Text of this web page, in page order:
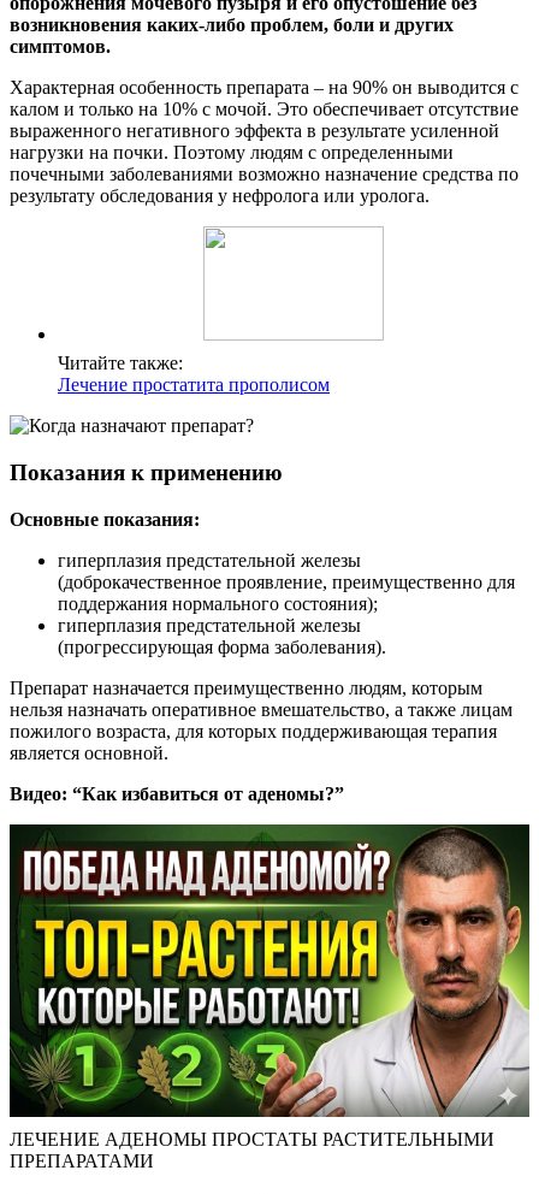
возникновения каких-либо проблем, боли и других
симптомов.
Характерная особенность препарата – на 90% он выводится с
калом и только на 10% с мочой. Это обеспечивает отсутствие
выраженного негативного эффекта в результате усиленной
нагрузки на почки. Поэтому людям с определенными
почечными заболеваниями возможно назначение средства по
результату обследования у нефролога или уролога.
Читайте также:
Лечение простатита прополисом
Показания к применению
Основные показания:
гиперплазия предстательной железы
(доброкачественное проявление, преимущественно для
поддержания нормального состояния);
гиперплазия предстательной железы
(прогрессирующая форма заболевания).
Препарат назначается преимущественно людям, которым
нельзя назначать оперативное вмешательство, а также лицам
пожилого возраста, для которых поддерживающая терапия
является основной.
Видео: “Как избавиться от аденомы?”
ЛЕЧЕНИЕ АДЕНОМЫ ПРОСТАТЫ РАСТИТЕЛЬНЫМИ
ПРЕПАРАТАМИ